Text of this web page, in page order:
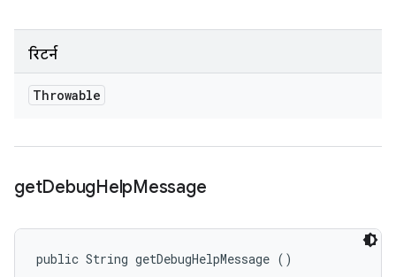
रिटर्न
Throwable
getDebugHelpMessage
public String getDebugHelpMessage ()